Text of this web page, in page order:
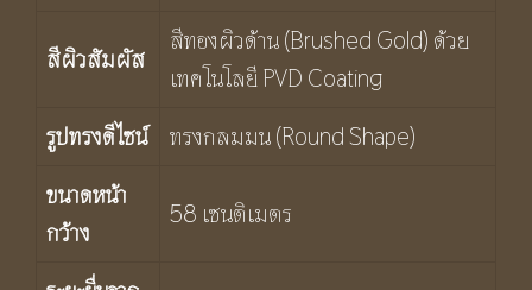
สีผิวสัมผัส
สีทองผิวด้าน (Brushed Gold) ด้วย
เทคโนโลยี PVD Coating
รูปทรงดีไซน์
ทรงกลมมน (Round Shape)
ขนาดหน้า
กว้าง
58 เซนติเมตร